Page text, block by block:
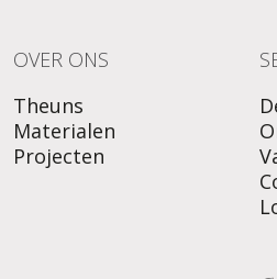
OVER ONS
Theuns
Materialen
Projecten